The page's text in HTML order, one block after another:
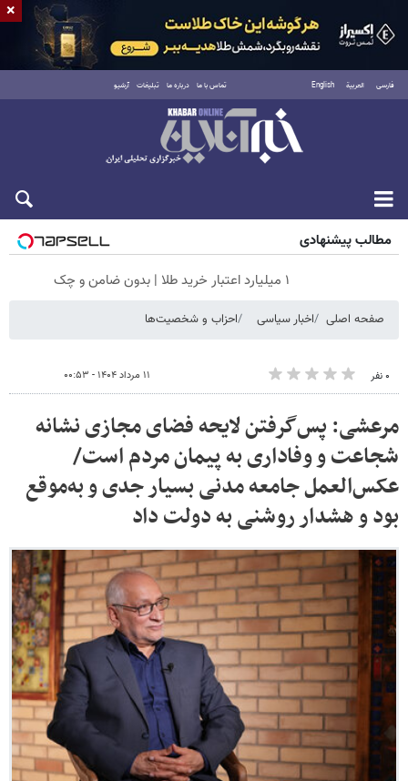
فارسی العربية English تماس با ما درباره ما تبلیغات آرشیو
جمعه ۱۶ مرداد ۱۴۰۵
مطالب پیشنهادی
۱ میلیارد اعتبار خرید طلا | بدون ضامن و چک
صفحه اصلی اخبار سیاسی احزاب و شخصیت‌ها
۰ نفر ۱۱ مرداد ۱۴۰۴ - ۰۰:۵۳
مرعشی: پس‌گرفتن لایحه فضای مجازی نشانه
شجاعت و وفاداری به پیمان مردم است/
عکس‌العمل جامعه مدنی بسیار جدی و به‌موقع
بود و هشدار روشنی به دولت داد
×